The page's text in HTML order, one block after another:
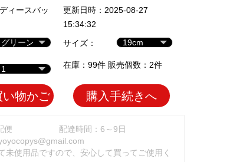
ィースバッ
更新日時：2025-08-27
15:34:32
サイズ：
在庫：99件 販売個数：2件
い物かご 購入手続きへ
便
配達時間：6～9日
未使用品ですので、安心して買ってご使用く